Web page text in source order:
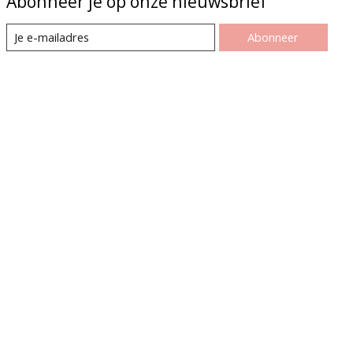
Abonneer